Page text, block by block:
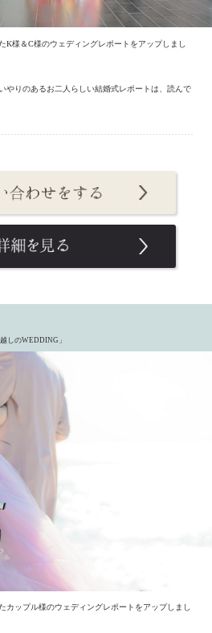
K様＆C様のウェディングレポートをアップしまし
やりのあるお二人らしい結婚式レポートは、読んで
しのWEDDING」
カップル様のウェディングレポートをアップしまし